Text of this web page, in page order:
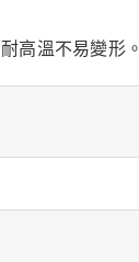
高溫不易變形。